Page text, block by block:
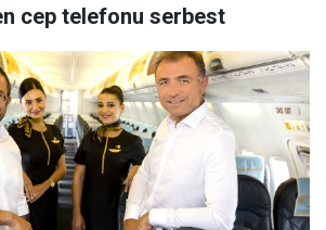
cep telefonu serbest